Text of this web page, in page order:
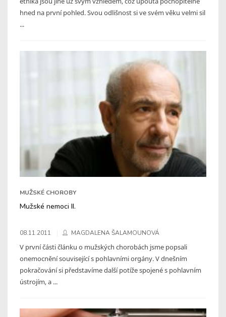
hned na první pohled. Svou odlišnost si ve svém věku velmi sil
...
MUŽSKÉ CHOROBY
Mužské nemoci II.
08.11.2011 MAGDALENA ŠALAMOUNOVÁ
V první části článku o mužských chorobách jsme popsali
onemocnění související s pohlavními orgány. V dnešním
pokračování si představíme další potíže spojené s pohlavním
ústrojím, a ...